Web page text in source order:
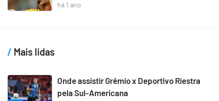
há 1 ano
Mais lidas
Onde assistir Grêmio x Deportivo Riestra
pela Sul-Americana